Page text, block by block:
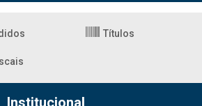
Títulos
Institucional